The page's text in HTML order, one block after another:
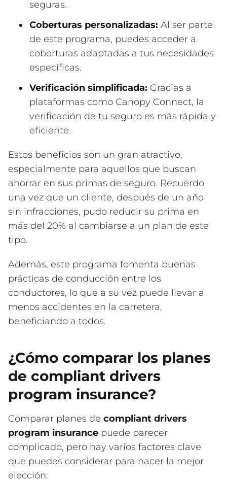
seguras.
Coberturas personalizadas: Al ser parte
de este programa, puedes acceder a
coberturas adaptadas a tus necesidades
específicas.
Verificación simplificada: Gracias a
plataformas como Canopy Connect, la
verificación de tu seguro es más rápida y
eficiente.
Estos beneficios son un gran atractivo,
especialmente para aquellos que buscan
ahorrar en sus primas de seguro. Recuerdo
una vez que un cliente, después de un año
sin infracciones, pudo reducir su prima en
más del 20% al cambiarse a un plan de este
tipo.
Además, este programa fomenta buenas
prácticas de conducción entre los
conductores, lo que a su vez puede llevar a
menos accidentes en la carretera,
beneficiando a todos.
¿Cómo comparar los planes
de compliant drivers
program insurance?
Comparar planes de compliant drivers
program insurance puede parecer
complicado, pero hay varios factores clave
que puedes considerar para hacer la mejor
elección: